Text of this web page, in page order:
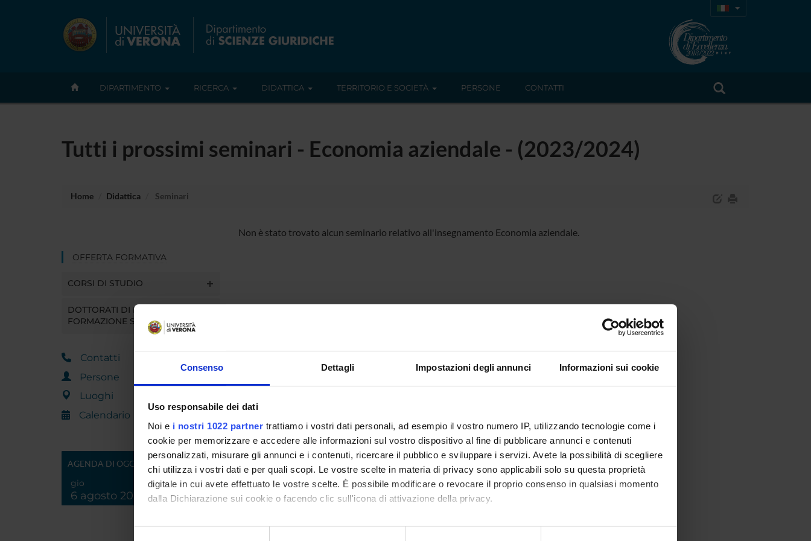
Consenso Dettagli Impostazioni degli annunci Informazioni sui cookie
Uso responsabile dei dati
Noi e i nostri 1022 partner trattiamo i vostri dati personali, ad esempio il vostro numero IP, utilizzando tecnologie come i
cookie per memorizzare e accedere alle informazioni sul vostro dispositivo al fine di pubblicare annunci e contenuti
personalizzati, misurare gli annunci e i contenuti, ricercare il pubblico e sviluppare i servizi. Avete la possibilità di scegliere
chi utilizza i vostri dati e per quali scopi. Le vostre scelte in materia di privacy sono applicabili solo su questa proprietà
digitale in cui avete effettuato le vostre scelte. È possibile modificare o revocare il proprio consenso in qualsiasi momento
dalla Dichiarazione sui cookie o facendo clic sull'icona di attivazione della privacy.
Con il tuo consenso, vorremmo anche:
DIPARTIMENTO RICERCA DIDATTICA TERRITORIO E SOCIETÀ PERSONE CONTATTI
Tutti i prossimi seminari - Economia aziendale - (2023/2024)
Home Didattica Seminari
OFFERTA FORMATIVA
CORSI DI STUDIO
DOTTORATI DI RICERCA E
FORMAZIONE SUPERIORE
Contatti
Persone
Luoghi
Calendario
AGENDA DI OGGI
gio
6 agosto 2026
Non è stato trovato alcun seminario relativo all'insegnamento Economia aziendale.